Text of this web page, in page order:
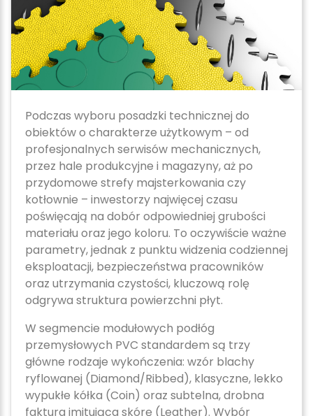
Podczas wyboru posadzki technicznej do
obiektów o charakterze użytkowym – od
profesjonalnych serwisów mechanicznych,
przez hale produkcyjne i magazyny, aż po
przydomowe strefy majsterkowania czy
kotłownie – inwestorzy najwięcej czasu
poświęcają na dobór odpowiedniej grubości
materiału oraz jego koloru. To oczywiście ważne
parametry, jednak z punktu widzenia codziennej
eksploatacji, bezpieczeństwa pracowników
oraz utrzymania czystości, kluczową rolę
odgrywa struktura powierzchni płyt.
W segmencie modułowych podłóg
przemysłowych PVC standardem są trzy
główne rodzaje wykończenia: wzór blachy
ryflowanej (Diamond/Ribbed), klasyczne, lekko
wypukłe kółka (Coin) oraz subtelna, drobna
faktura imitująca skórę (Leather). Wybór